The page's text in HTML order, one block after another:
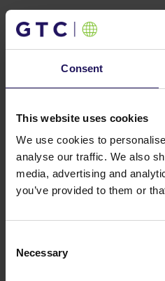
Consent
This website uses cookies
We use cookies to
analyse our traffic. We also
media, advertising and
you’ve provided to them or
Selection
Necessary
Analysts
Dywidendy
Kontakt dla inwestorów
Kontakt dla
Skontaktuj się